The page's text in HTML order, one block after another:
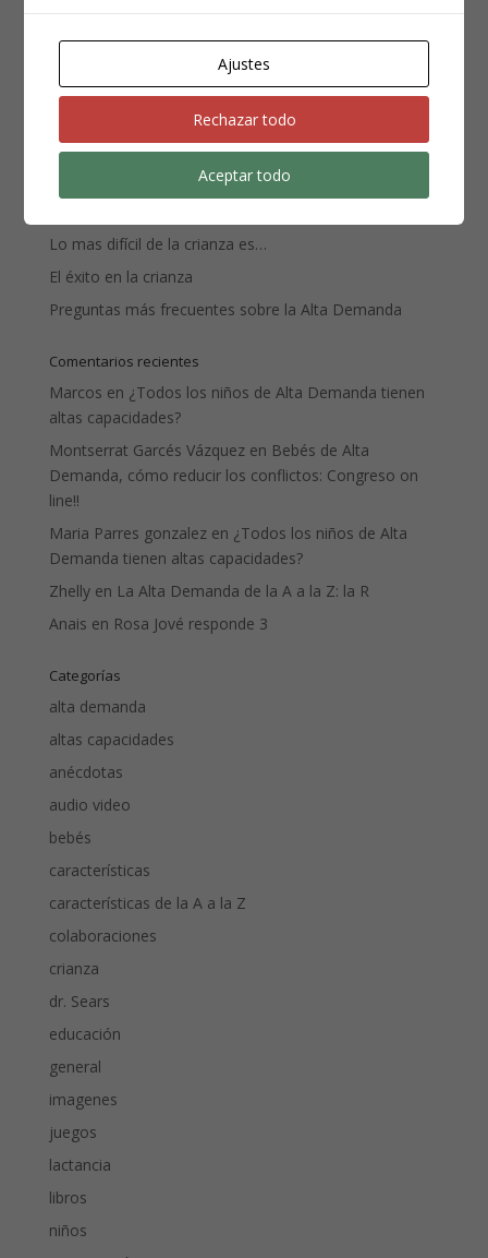
Entradas recientes
El sueño en los niños de alta demanda.
Lo mas difícil de la crianza es…
El éxito en la crianza
Preguntas más frecuentes sobre la Alta Demanda
Comentarios recientes
Marcos en ¿Todos los niños de Alta Demanda tienen
altas capacidades?
Montserrat Garcés Vázquezen Bebés de Alta
Demanda, cómo reducir los conflictos: Congreso on
line!!
Maria Parres gonzalezen ¿Todos los niños de Alta
Demanda tienen altas capacidades?
Zhellyen La Alta Demanda de la A a la Z: la R
Anais en Rosa Jové responde 3
Categorías
alta demanda
altas capacidades
anécdotas
audio video
bebés
características
características de la A a la Z
colaboraciones
crianza
dr. Sears
educación
general
imagenes
juegos
lactancia
libros
niños
Ajustes
Rechazar todo
Aceptar todo